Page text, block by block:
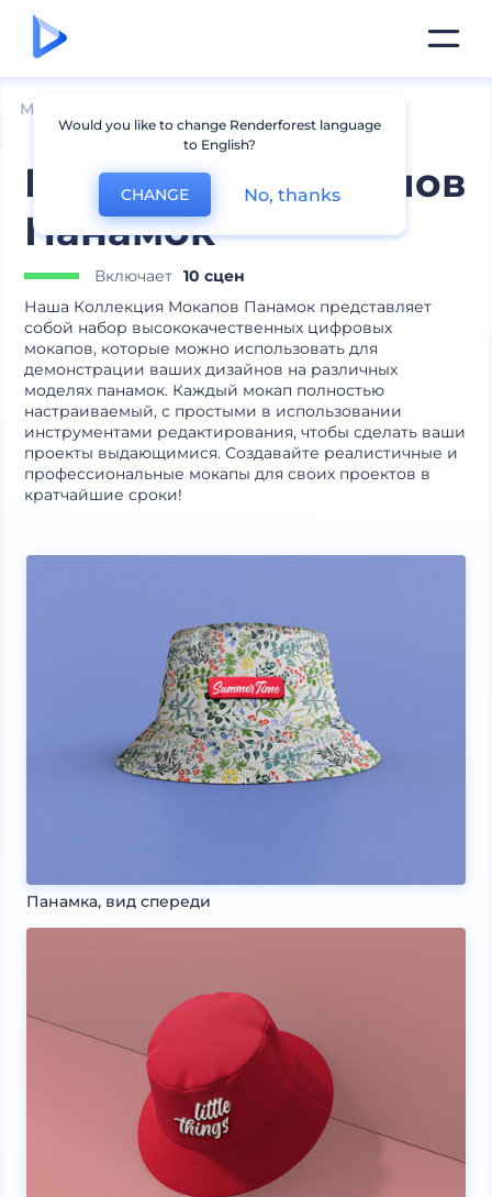
Мокапы
Коллекция Мокапов
Панамок
Включает 10 сцен
Наша Коллекция Мокапов Панамок представляет
собой набор высококачественных цифровых
мокапов, которые можно использовать для
демонстрации ваших дизайнов на различных
моделях панамок. Каждый мокап полностью
настраиваемый, с простыми в использовании
инструментами редактирования, чтобы сделать ваши
проекты выдающимися. Создавайте реалистичные и
профессиональные мокапы для своих проектов в
кратчайшие сроки!
Панамка, вид спереди
Would you like to change Renderforest language
to English?
CHANGE No, thanks